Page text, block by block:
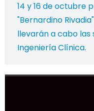
14 y 16 de octubre
"Bernardino
llevarán a cabo las
Ingeniería Clínica.